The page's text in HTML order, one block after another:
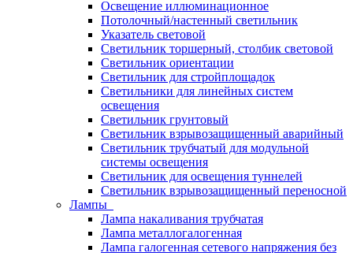
Освещение иллюминационное
Потолочный/настенный светильник
Указатель световой
Светильник торшерный, столбик световой
Светильник ориентации
Светильник для стройплощадок
Светильники для линейных систем
освещения
Светильник грунтовый
Светильник взрывозащищенный аварийный
Светильник трубчатый для модульной
системы освещения
Светильник для освещения туннелей
Светильник взрывозащищенный переносной
Лампы
Лампа накаливания трубчатая
Лампа металлогалогенная
Лампа галогенная сетевого напряжения без